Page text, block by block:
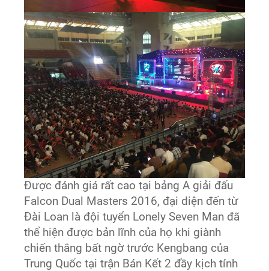
Được đánh giá rất cao tại bảng A giải đấu
Falcon Dual Masters 2016, đại diện đến từ
Đài Loan là đội tuyển Lonely Seven Man đã
thể hiện được bản lĩnh của họ khi giành
chiến thắng bất ngờ trước Kengbang của
Trung Quốc tại trận Bán Kết 2 đầy kịch tính